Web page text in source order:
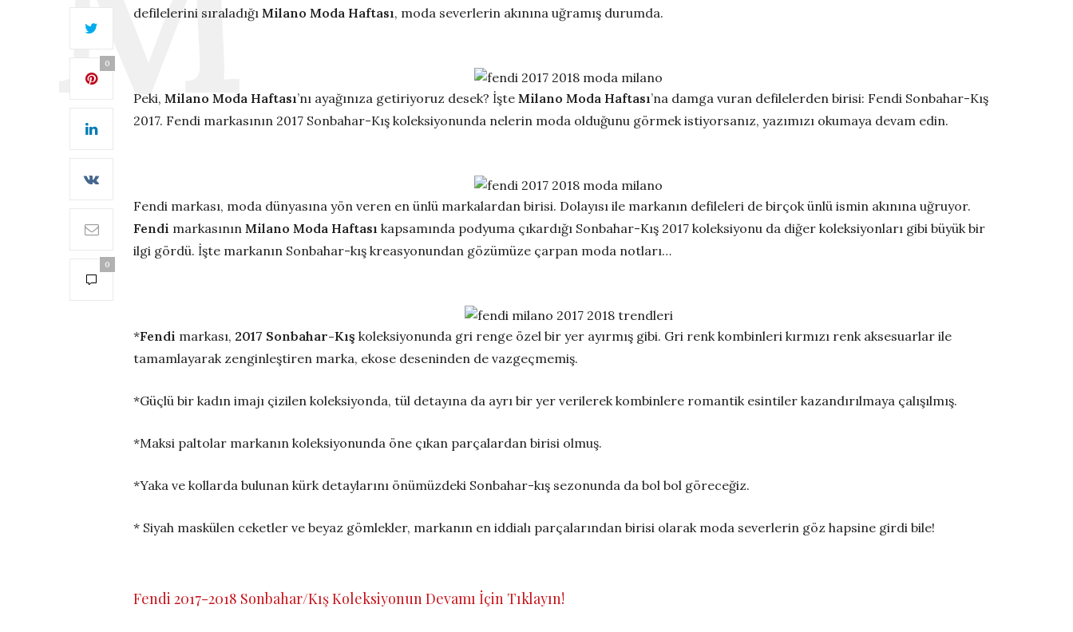
0
0
defilelerini sıraladığı Milano Moda Haftası, moda severlerin akınına uğramış durumda.
Peki, Milano Moda Haftası’nı ayağınıza getiriyoruz desek? İşte Milano Moda Haftası’na damga vuran defilelerden birisi: Fendi Sonbahar-Kış
2017. Fendi markasının 2017 Sonbahar-Kış koleksiyonunda nelerin moda olduğunu görmek istiyorsanız, yazımızı okumaya devam edin.
Fendi markası, moda dünyasına yön veren en ünlü markalardan birisi. Dolayısı ile markanın defileleri de birçok ünlü ismin akınına uğruyor.
Fendi markasının Milano Moda Haftası kapsamında podyuma çıkardığı Sonbahar-Kış 2017 koleksiyonu da diğer koleksiyonları gibi büyük bir
ilgi gördü. İşte markanın Sonbahar-kış kreasyonundan gözümüze çarpan moda notları…
*Fendi markası, 2017 Sonbahar-Kış koleksiyonunda gri renge özel bir yer ayırmış gibi. Gri renk kombinleri kırmızı renk aksesuarlar ile
tamamlayarak zenginleştiren marka, ekose deseninden de vazgeçmemiş.
*Güçlü bir kadın imajı çizilen koleksiyonda, tül detayına da ayrı bir yer verilerek kombinlere romantik esintiler kazandırılmaya çalışılmış.
*Maksi paltolar markanın koleksiyonunda öne çıkan parçalardan birisi olmuş.
*Yaka ve kollarda bulunan kürk detaylarını önümüzdeki Sonbahar-kış sezonunda da bol bol göreceğiz.
* Siyah maskülen ceketler ve beyaz gömlekler, markanın en iddialı parçalarından birisi olarak moda severlerin göz hapsine girdi bile!
Fendi 2017-2018 Sonbahar/Kış Koleksiyonun Devamı İçin Tıklayın!